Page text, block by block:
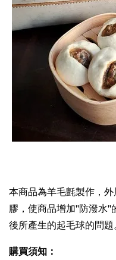
本商品為羊毛氈製作，
膠，使商品增加''防潑水
後所產生的起毛球的問題。
購買須知：